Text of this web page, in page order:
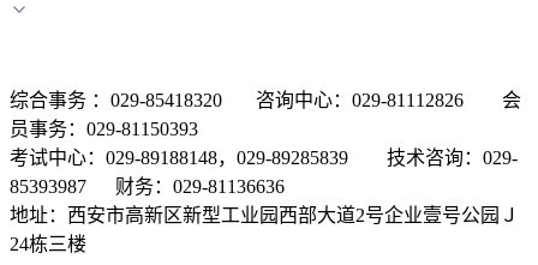
综合事务 ：029-85418320 咨询中心：029-81112826 会
员事务：029-81150393
考试中心：029-89188148，029-89285839 技术咨询：029-
85393987 财务：029-81136636
地址：西安市高新区新型工业园西部大道2号企业壹号公园Ｊ
24栋三楼